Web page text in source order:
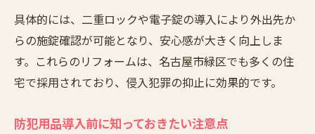
具体的には、二重ロックや電子錠の導入により外出先か
らの施錠確認が可能となり、安心感が大きく向上しま
す。これらのリフォームは、名古屋市緑区でも多くの住
宅で採用されており、侵入犯罪の抑止に効果的です。
防犯用品導入前に知っておきたい注意点